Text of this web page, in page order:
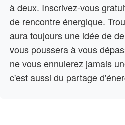
à deux. Inscrivez-vous
de rencontre énergique.
aura toujours une idée de
vous poussera à vous
ne vous ennuierez jamais
c'est aussi du partage